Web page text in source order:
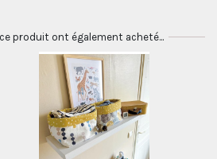
produit ont également acheté...